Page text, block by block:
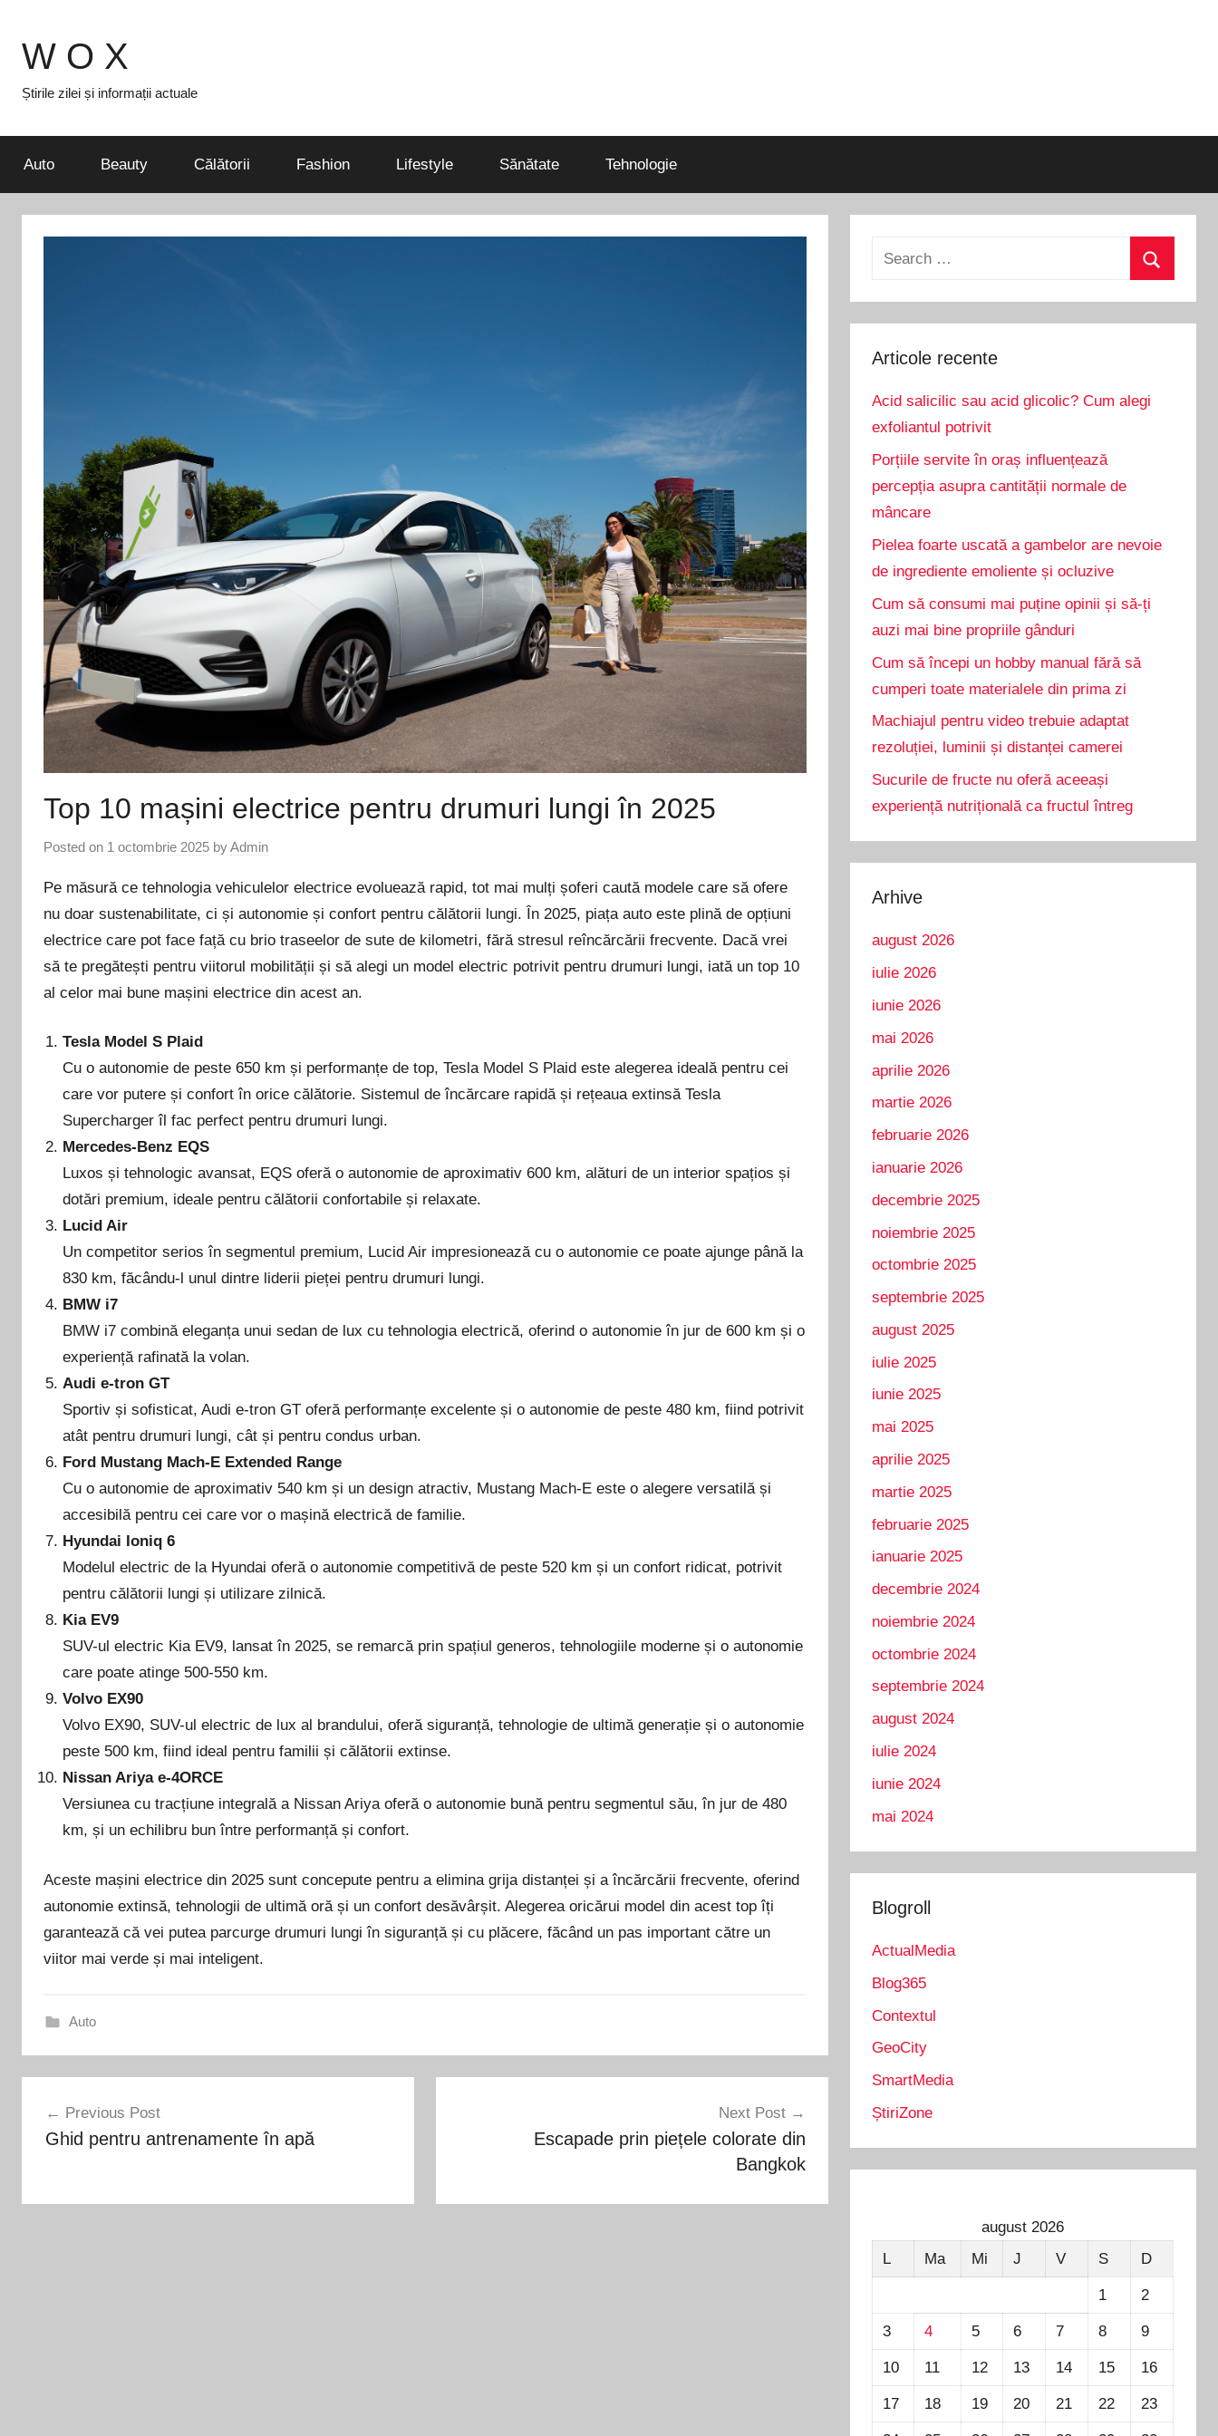
content
W O X
Știrile zilei și informații actuale
Auto Beauty Călătorii Fashion Lifestyle Sănătate Tehnologie
Top 10 mașini electrice pentru drumuri lungi în 2025
Posted on 1 octombrie 2025 byAdmin
Pe măsură ce tehnologia vehiculelor electrice evoluează rapid, tot mai mulți șoferi caută modele care să ofere
nu doar sustenabilitate, ci și autonomie și confort pentru călătorii lungi. În 2025, piața auto este plină de opțiuni
electrice care pot face față cu brio traseelor de sute de kilometri, fără stresul reîncărcării frecvente. Dacă vrei
să te pregătești pentru viitorul mobilității și să alegi un model electric potrivit pentru drumuri lungi, iată un top 10
al celor mai bune mașini electrice din acest an.
Tesla Model S Plaid
Cu o autonomie de peste 650 km și performanțe de top, Tesla Model S Plaid este alegerea ideală pentru cei
care vor putere și confort în orice călătorie. Sistemul de încărcare rapidă și rețeaua extinsă Tesla
Supercharger îl fac perfect pentru drumuri lungi.
Mercedes-Benz EQS
Luxos și tehnologic avansat, EQS oferă o autonomie de aproximativ 600 km, alături de un interior spațios și
dotări premium, ideale pentru călătorii confortabile și relaxate.
Lucid Air
Un competitor serios în segmentul premium, Lucid Air impresionează cu o autonomie ce poate ajunge până la
830 km, făcându-l unul dintre liderii pieței pentru drumuri lungi.
BMW i7
BMW i7 combină eleganța unui sedan de lux cu tehnologia electrică, oferind o autonomie în jur de 600 km și o
experiență rafinată la volan.
Audi e-tron GT
Sportiv și sofisticat, Audi e-tron GT oferă performanțe excelente și o autonomie de peste 480 km, fiind potrivit
atât pentru drumuri lungi, cât și pentru condus urban.
Ford Mustang Mach-E Extended Range
Cu o autonomie de aproximativ 540 km și un design atractiv, Mustang Mach-E este o alegere versatilă și
accesibilă pentru cei care vor o mașină electrică de familie.
Hyundai Ioniq 6
Modelul electric de la Hyundai oferă o autonomie competitivă de peste 520 km și un confort ridicat, potrivit
pentru călătorii lungi și utilizare zilnică.
Kia EV9
SUV-ul electric Kia EV9, lansat în 2025, se remarcă prin spațiul generos, tehnologiile moderne și o autonomie
care poate atinge 500-550 km.
Volvo EX90
Volvo EX90, SUV-ul electric de lux al brandului, oferă siguranță, tehnologie de ultimă generație și o autonomie
peste 500 km, fiind ideal pentru familii și călătorii extinse.
Nissan Ariya e-4ORCE
Versiunea cu tracțiune integrală a Nissan Ariya oferă o autonomie bună pentru segmentul său, în jur de 480
km, și un echilibru bun între performanță și confort.
Aceste mașini electrice din 2025 sunt concepute pentru a elimina grija distanței și a încărcării frecvente, oferind
autonomie extinsă, tehnologii de ultimă oră și un confort desăvârșit. Alegerea oricărui model din acest top îți
garantează că vei putea parcurge drumuri lungi în siguranță și cu plăcere, făcând un pas important către un
viitor mai verde și mai inteligent.
Auto
articole
Previous Post
Ghid pentru antrenamente în apă
Next Post
Escapade prin piețele colorate din
Bangkok
Search
Articole recente
Acid salicilic sau acid glicolic? Cum alegi
exfoliantul potrivit
Porțiile servite în oraș influențează
percepția asupra cantității normale de
mâncare
Pielea foarte uscată a gambelor are nevoie
de ingrediente emoliente și ocluzive
Cum să consumi mai puține opinii și să-ți
auzi mai bine propriile gânduri
Cum să începi un hobby manual fără să
cumperi toate materialele din prima zi
Machiajul pentru video trebuie adaptat
rezoluției, luminii și distanței camerei
Sucurile de fructe nu oferă aceeași
experiență nutrițională ca fructul întreg
Arhive
august 2026
iulie 2026
iunie 2026
mai 2026
aprilie 2026
martie 2026
februarie 2026
ianuarie 2026
decembrie 2025
noiembrie 2025
octombrie 2025
septembrie 2025
august 2025
iulie 2025
iunie 2025
mai 2025
aprilie 2025
martie 2025
februarie 2025
ianuarie 2025
decembrie 2024
noiembrie 2024
octombrie 2024
septembrie 2024
august 2024
iulie 2024
iunie 2024
mai 2024
Blogroll
ActualMedia
Blog365
Contextul
GeoCity
SmartMedia
ȘtiriZone
august 2026
L
Ma Mi J V S D
1 2
3 4 5 6 7 8 9
10 11 12 13 14 15 16
17 18 19 20 21 22 23